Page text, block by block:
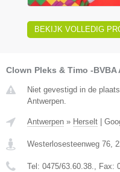
BEKIJK VOLLEDIG
Clown Pleks & Timo -BVBA
Niet gevestigd in de
Antwerpen.
Antwerpen » Herselt |
Westerlosesteenweg 76
Tel: 0475/63.60.38. , Fax: